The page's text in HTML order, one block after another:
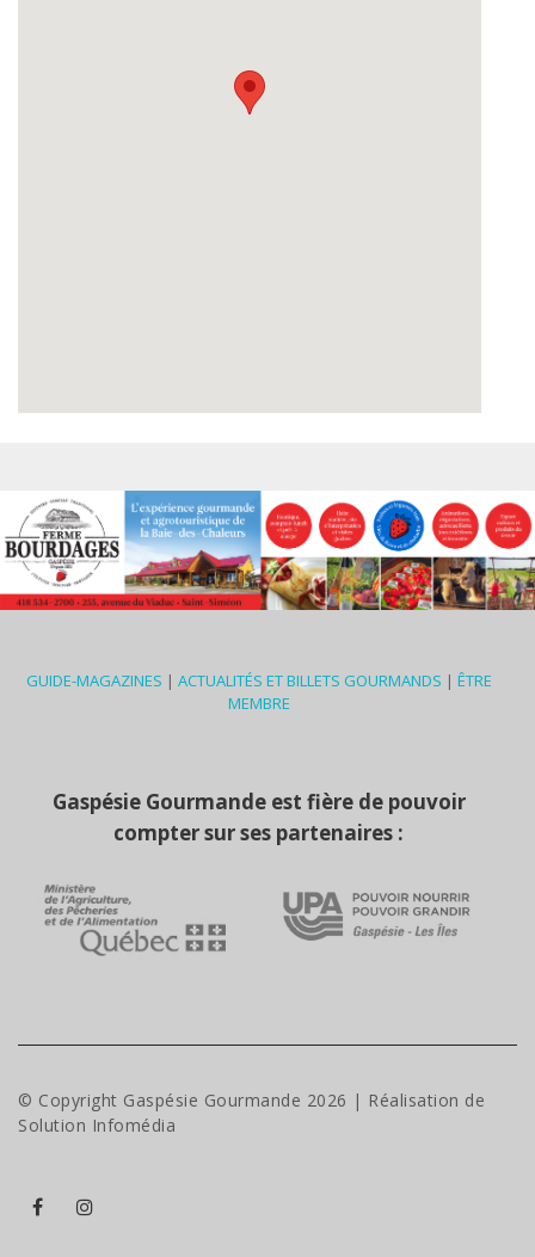
GUIDE-MAGAZINES | ACTUALITÉS ET BILLETS GOURMANDS | ÊTRE
MEMBRE
Gaspésie Gourmande est fière de pouvoir
compter sur ses partenaires :
© Copyright Gaspésie Gourmande 2026 | Réalisation de
Solution Infomédia